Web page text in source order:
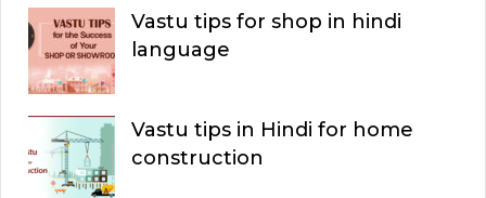
Vastu tips for shop in hindi
language
Vastu tips in Hindi for home
construction